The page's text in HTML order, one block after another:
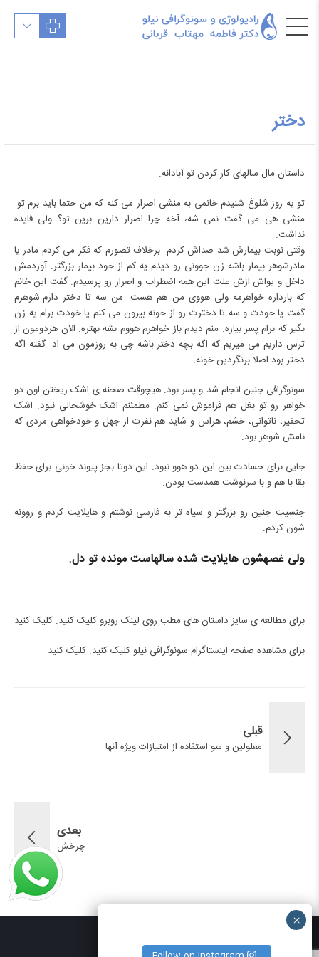
دختر
داستان مال سال‎های کار کردن تو آبادانه.
تو‌ یه روز شلوغ شنیدم خانمی به منشی اصرار می کنه که من حتما باید برم تو.
منشی هی می گفت نمی شه، آخه چرا اصرار دارین برین تو؟ ولی فایده
نداشت.
وقتی نوبت بیمارش شد صداش کردم. برخلاف تصورم که فکر می کردم مادر یا
مادرشوهر بیمار باشه زن جوونی رو دیدم یه کم از خود بیمار بزرگتر. آوردمش
داخل و یواش ازش علت این همه اضطراب و اصرار رو پرسیدم. گفت این خانم
که بارداره خواهرمه ولی هووی من هم هست. من سه تا دختر دارم.شوهرم
گفت یا خودت و سه تا دخترت رو از خونه بیرون می کنم یا خودت برام یه زن
بگیر که برام پسر بیاره. منم دیدم باز خواهرم هووم بشه بهتره. الان هردومون از
ترس داریم می میریم که اگه بچه دختر باشه چی به روزمون می اد. گفته اگه
دختر بود اصلا برنگردین خونه.
سونوگرافی جنین انجام شد و پسر بود. هیچوقت صحنه ی اشک ریختن اون دو
خواهر رو تو بغل هم فراموش نمی کنم. مطمئنم اشک خوشحالی نبود. اشک
تحقیر، ناتوانی، خشم، هراس و شاید هم نفرت از جهل و خودخواهی مردی که
نامش شوهر بود.
جایی برای حسادت بین این دو هوو نبود. این دوتا بجز پیوند خونی برای حفظ
بقا با هم و با سرنوشت همدست بودن.
جنسیت جنین رو بزرگتر و سیاه تر به فارسی نوشتم و هایلایت کردم و روونه
شون کردم.
ولی غصه‎شون هایلایت شده سالهاست مونده تو دل.
برای مطالعه ی سایز داستان های مطب روی لینک روبرو کلیک کنید. کلیک کنید
برای مشاهده صفحه اینستاگرام سونوگرافی نیلو کلیک کنید. کلیک کنید
قبلی
معلولین و سو استفاده از امتیازات ویژه آنها
بعدی
چرخش